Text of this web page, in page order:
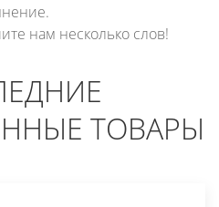
нам несколько слов!
ТОВАРЫ